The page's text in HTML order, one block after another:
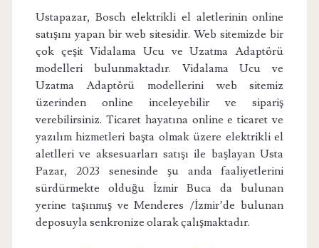
Ustapazar, Bosch elektrikli el aletlerinin online
satışını yapan bir web sitesidir. Web sitemizde bir
çok çeşit Vidalama Ucu ve Uzatma Adaptörü
modelleri bulunmaktadır. Vidalama Ucu ve
Uzatma Adaptörü modellerini web sitemiz
üzerinden online inceleyebilir ve sipariş
verebilirsiniz. Ticaret hayatına online e ticaret ve
yazılım hizmetleri başta olmak üzere elektrikli el
aletlleri ve aksesuarları satışı ile başlayan Usta
Pazar, 2023 senesinde şu anda faaliyetlerini
sürdürmekte olduğu İzmir Buca da bulunan
yerine taşınmış ve Menderes /İzmir’de bulunan
deposuyla senkronize olarak çalışmaktadır.